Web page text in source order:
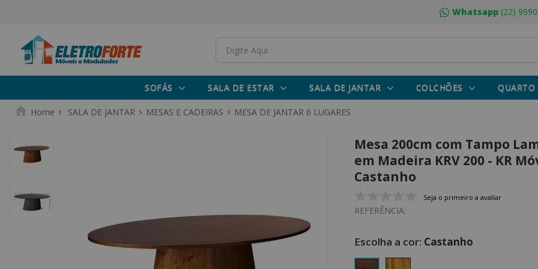
Whatsapp(22)
SOFÁS SALA DE ESTAR SALA DE JANTAR COLCHÕES QUARTO
SALA DE JANTAR MESAS E CADEIRAS MESA DE JANTAR 6 LUGARES
Mesa 200cm com Tampo
em Madeira KRV 200 - KR
Castanho
Seja o primeiro a avaliar
REFERÊNCIA:
Castanho